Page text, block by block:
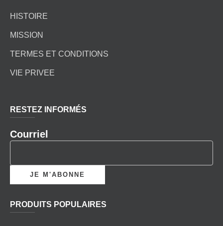
HISTOIRE
MISSION
TERMES ET CONDITIONS
VIE PRIVEE
RESTEZ INFORMÉS
Courriel
PRODUITS POPULAIRES